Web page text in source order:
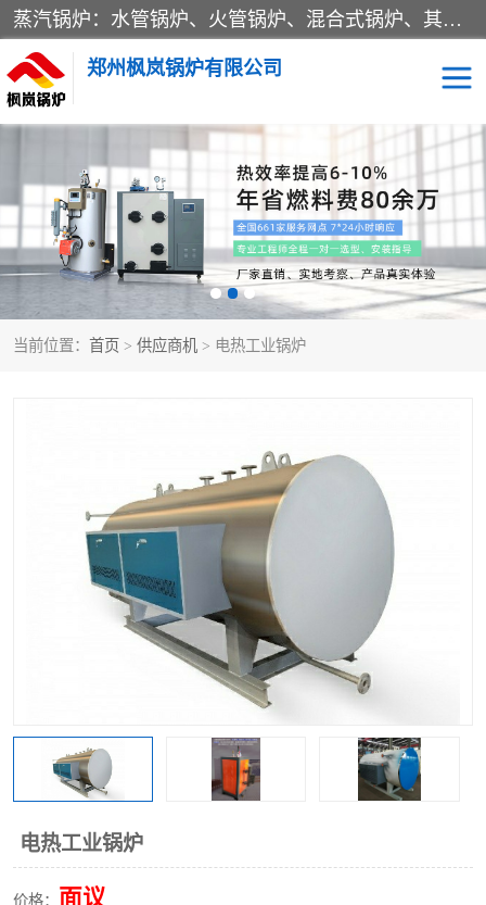
蒸汽锅炉：水管锅炉、火管锅炉、混合式锅炉、其他蒸汽锅炉； 热水锅炉：家用型集中供暖用热水锅炉、其他热水锅炉； 有机热载体锅炉； 船用蒸汽锅炉； （锅炉用辅助设备及装置）蒸汽冷凝器：表面冷凝器、混合式冷凝器、空冷式冷凝器、其他蒸汽冷凝器； 锅炉用辅助设备：节热器、蒸汽收集器、蓄能器、烟垢清除器、气体回收器、泥渣刮除器、空气预热器、其他锅炉用辅助设备；
郑州枫岚锅炉有限公司
当前位置： 首页 > 供应商机 > 电热工业锅炉
电热工业锅炉
价格： 面议